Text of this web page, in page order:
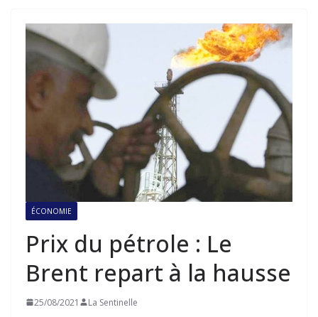
ÉCONOMIE
Prix du pétrole : Le
Brent repart à la hausse
25/08/2021 La Sentinelle